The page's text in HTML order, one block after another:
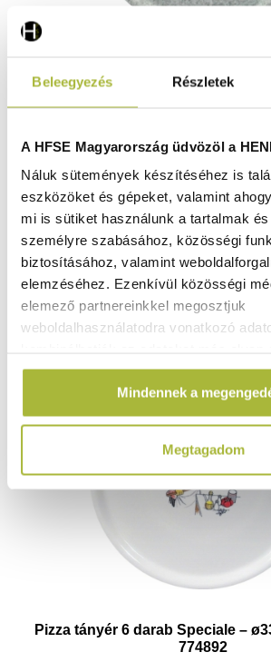
Beleegyezés Részletek
A HFSE Magyarország üdvözöl a
Náluk sütemények készítéséhez is
eszközöket és gépeket, valamint
mi is sütiket használunk a tartalmak
személyre szabásához, közösségi
biztosításához, valamint
elemzéséhez. Ezenkívül közösségi
elemező partnereinkkel megosztjuk
weboldalhasználatodra vonatkozó
amelyeket Te adtál meg számukra
használt más szolgáltatásokból
Mindennek a
Megtagadom
774885
33.990Ft
(26.764Ft+ ÁFA)
KOSÁRBA
Pizza tányér 6 darab Speciale –
774892